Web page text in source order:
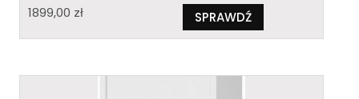
1899,00 zł SPRAWDŹ